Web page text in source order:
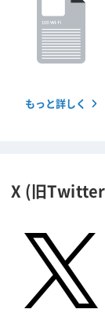
もっと詳しく
X (旧